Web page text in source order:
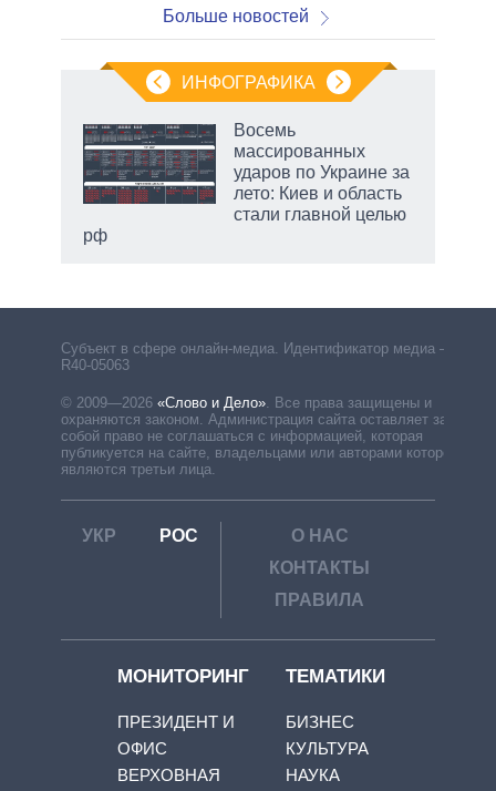
Больше новостей
ИНФОГРАФИКА
Восемь
массированных
ударов по Украине за
лето: Киев и область
стали главной целью
рф
Субъект в сфере онлайн-медиа. Идентификатор медиа –
R40-05063
© 2009—2026 «Слово и Дело». Все права защищены и
охраняются законом. Администрация сайта оставляет за
собой право не соглашаться с информацией, которая
публикуется на сайте, владельцами или авторами которой
являются третьи лица.
УКР РОС
О НАС
КОНТАКТЫ
ПРАВИЛА
МОНИТОРИНГ
ПРЕЗИДЕНТ И
ОФИС
ВЕРХОВНАЯ
ТЕМАТИКИ
БИЗНЕС
КУЛЬТУРА
НАУКА